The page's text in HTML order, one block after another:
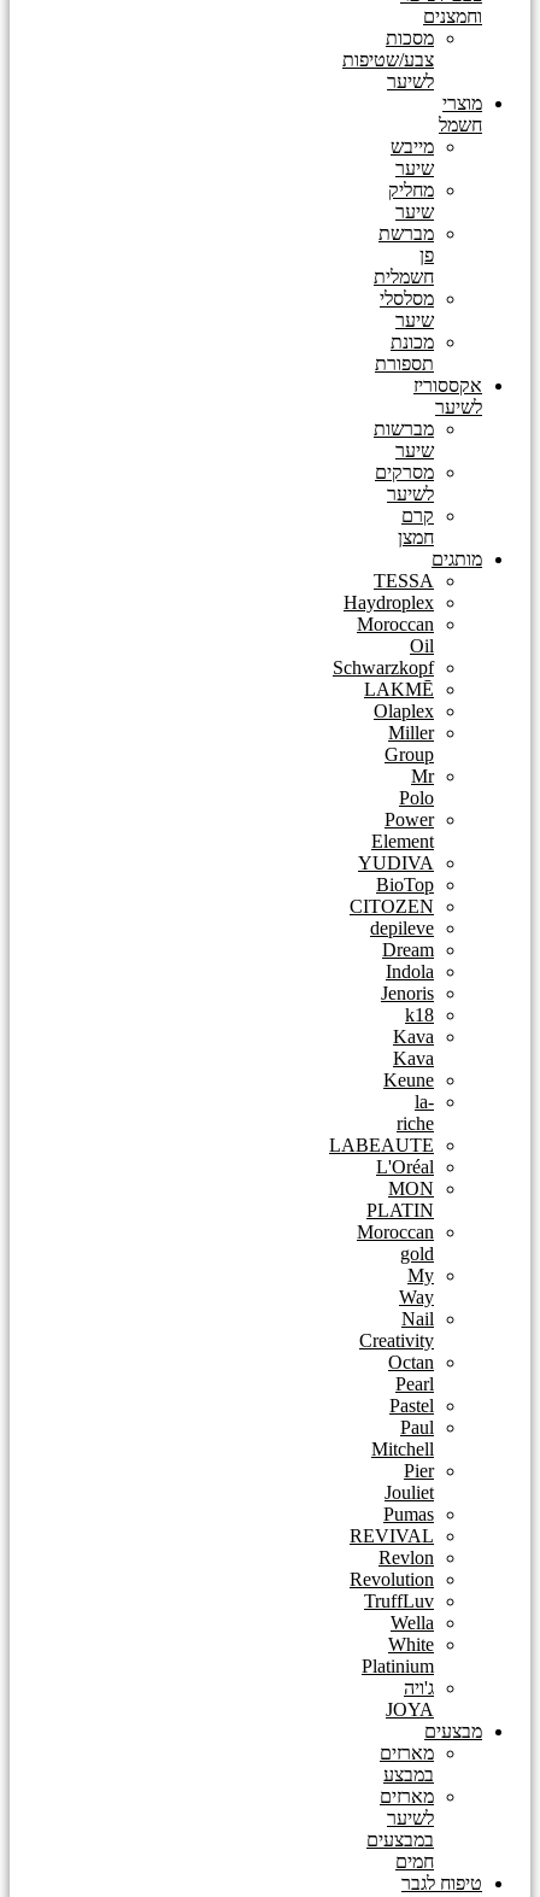
וחמצנים
מסכות
צבע/שטיפות
לשיער
מוצרי
חשמל
מייבש
שיער
מחליק
שיער
מברשת
פן
חשמלית
מסלסלי
שיער
מכונת
תספורת
אקססוריז
לשיער
מברשות
שיער
מסרקים
לשיער
קרם
חמצן
מותגים
TESSA
Haydroplex
Moroccan
Oil
Schwarzkopf
LAKMĒ
Olaplex
Miller
Group
Mr
Polo
Power
Element
YUDIVA
BioTop
CITOZEN
depileve
Dream
Indola
Jenoris
k18
Kava
Kava
Keune
la-
riche
LABEAUTE
L'Oréal
MON
PLATIN
Moroccan
gold
My
Way
Nail
Creativity
Octan
Pearl
Pastel
Paul
Mitchell
Pier
Jouliet
Pumas
REVIVAL
Revlon
Revolution
TruffLuv
Wella
White
Platinium
ג'ויה
JOYA
מבצעים
מארזים
במבצע
מארזים
לשיער
במבצעים
חמים
טיפוח לגבר